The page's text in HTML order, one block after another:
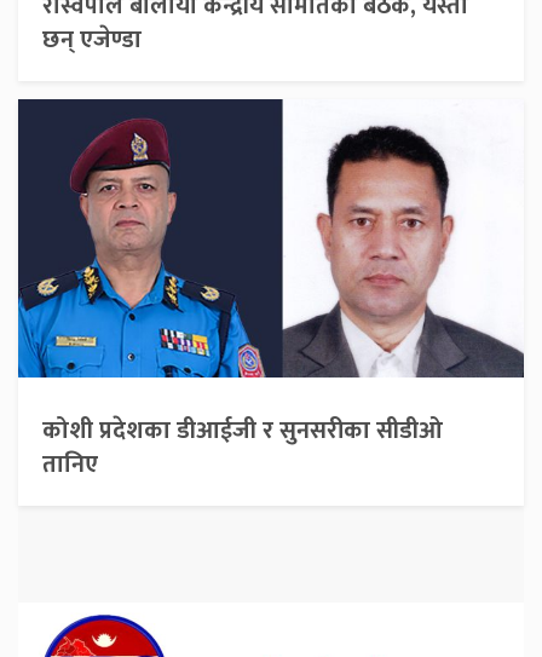
छन् एजेण्डा
कोशी प्रदेशका डीआईजी र सुनसरीका सीडीओ
तानिए